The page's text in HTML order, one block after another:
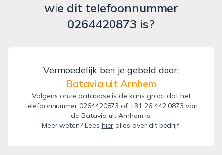
wie dit telefoonnummer
0264420873 is?
Vermoedelijk ben je gebeld door:
Batavia uit Arnhem
Volgens onze database is de kans groot dat het
telefoonnummer 0264420873 of +31 26 442 0873 van
de Batavia uit Arnhem is.
Meer weten? Lees hieralles over dit bedrijf.